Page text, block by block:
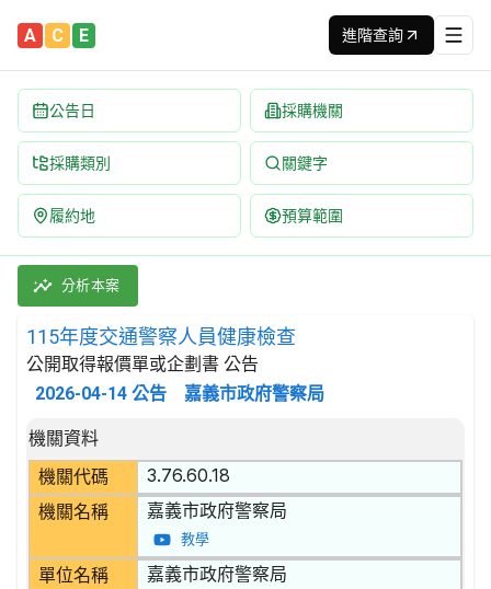
A C E 進階查詢
公告日 採購機關
採購類別 關鍵字
履約地 預算範圍
115年度交通警察人員健康檢查 招標公告 | 案號：1155013 |
採購類別：勞務類 人類衛生服務 | 招標方式：公開取得報
分析本案
115年度交通警察人員健康檢查
公開取得報價單或企劃書 公告
2026-04-14 公告 嘉義市政府警察局
招標公告詳細內容
機關資料
機關代碼
3.76.60.18
機關名稱 嘉義市政府警察局
教學
單位名稱 嘉義市政府警察局